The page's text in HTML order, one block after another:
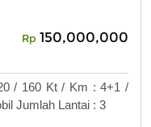
Rp 150,000,000
/ 160 Kt / Km : 4+1 /
Jumlah Lantai : 3